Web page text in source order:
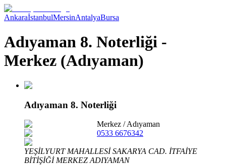
AnkaraİstanbulMersinAntalyaBursa
Adıyaman 8. Noterliği -
Merkez (Adıyaman)
Adıyaman 8. Noterliği
Merkez /Adıyaman
0533 6676342
YEŞİLYURT MAHALLESİ SAKARYA CAD. İTFAİYE
BİTİŞİĞİ MERKEZ ADIYAMAN